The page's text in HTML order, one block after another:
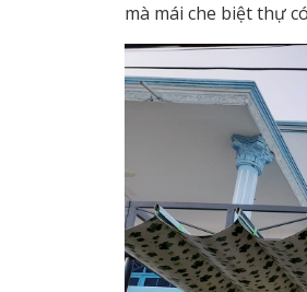
mà mái che biệt thự